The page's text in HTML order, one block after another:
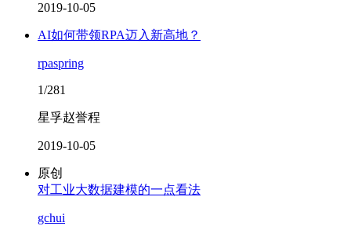
2019-10-05
AI如何带领RPA迈入新高地？
rpaspring
1/281
星孚赵誉程
2019-10-05
原创
对工业大数据建模的一点看法
gchui